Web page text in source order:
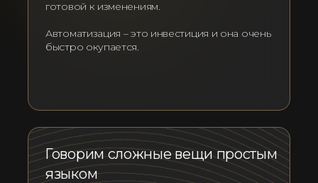
готовой к изменениям.
Автоматизация – это инвестиция и она очень
быстро окупается.
Говорим сложные вещи простым
языком